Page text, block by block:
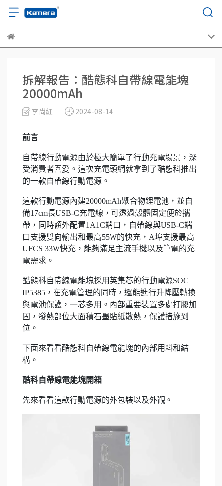
拆解報告：酷態科自帶線電能塊
20000mAh
李尚紅 2024-08-14
前言
自帶線行動電源由於極大簡單了行動充電場景，深
受消費者喜愛。這次充電頭網就拿到了酷態科推出
的一款自帶線行動電源。
這款行動電源內建20000mAh聚合物鋰電池，並自
備17cm長USB-C充電線，可透過殼體固定便於攜
帶，同時額外配置1A1C端口，自帶線與USB-C端
口支援雙向輸出和最高55W的快充，A埠支援最高
UFCS 33W快充，能夠滿足主流手機以及筆電的充
電需求。
酷態科自帶線電能塊採用英集芯的行動電源SOC
IP5385，在充電管理的同時，還能進行升降壓轉換
與電池保護，一芯多用。內部重要裝置多處打膠加
固，發熱部位大面積石墨貼紙散熱，保護措施到
位。
下面來看看酷態科自帶線電能塊的內部用料和結
構。
酷科自帶線電能塊開箱
先來看看這款行動電源的外包裝以及外觀。